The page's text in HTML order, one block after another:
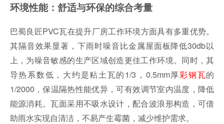
环境性能：舒适与环保的综合考量
巴蜀良匠PVC瓦在提升厂房工作环境方面具有多重优势。
其隔音效果显著，下雨时噪音比金属屋面板降低30db以
上，为噪音敏感的生产区域创造更佳工作环境。同时，其
导热系数低，大约是粘土瓦的1/3，0.5mm厚彩钢瓦的
1/2000，保温隔热性能优异，可有效调节室内温度，降低
能源消耗。瓦面采用不吸水设计，配合波浪形构造，可借
助雨水实现自清洁，不易产生霉菌，减少维护需求。